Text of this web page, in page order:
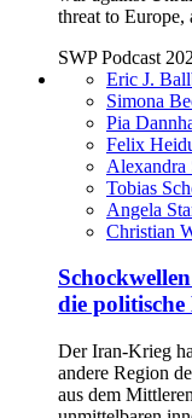
threat to Europe,
SWP Podcast
Eric J.
Simona
Pia
Felix
Alexandra
Tobias
Angela
Christian
die
Der Iran-Krieg
andere Region
aus dem